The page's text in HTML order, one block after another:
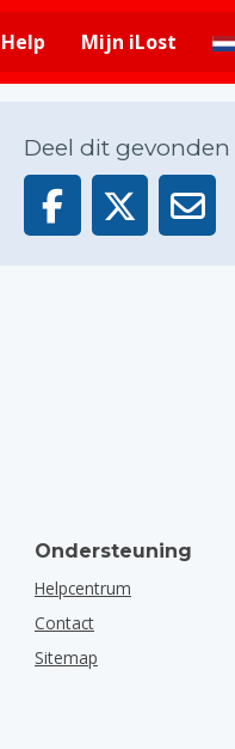
Help Mijn iLost
Deel dit
Ondersteuning
Helpcentrum
Contact
Sitemap